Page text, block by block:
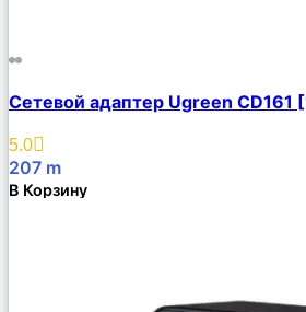
Описание
Избранное
Сетевой адаптер Ugreen CD161
5.0
207 m
В Корзину